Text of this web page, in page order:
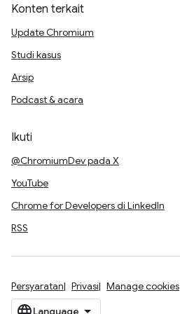
Konten terkait
Update Chromium
Studi kasus
Arsip
Podcast & acara
Ikuti
@ChromiumDev pada X
YouTube
Chrome for Developers di LinkedIn
RSS
Persyaratan Privasi Manage cookies